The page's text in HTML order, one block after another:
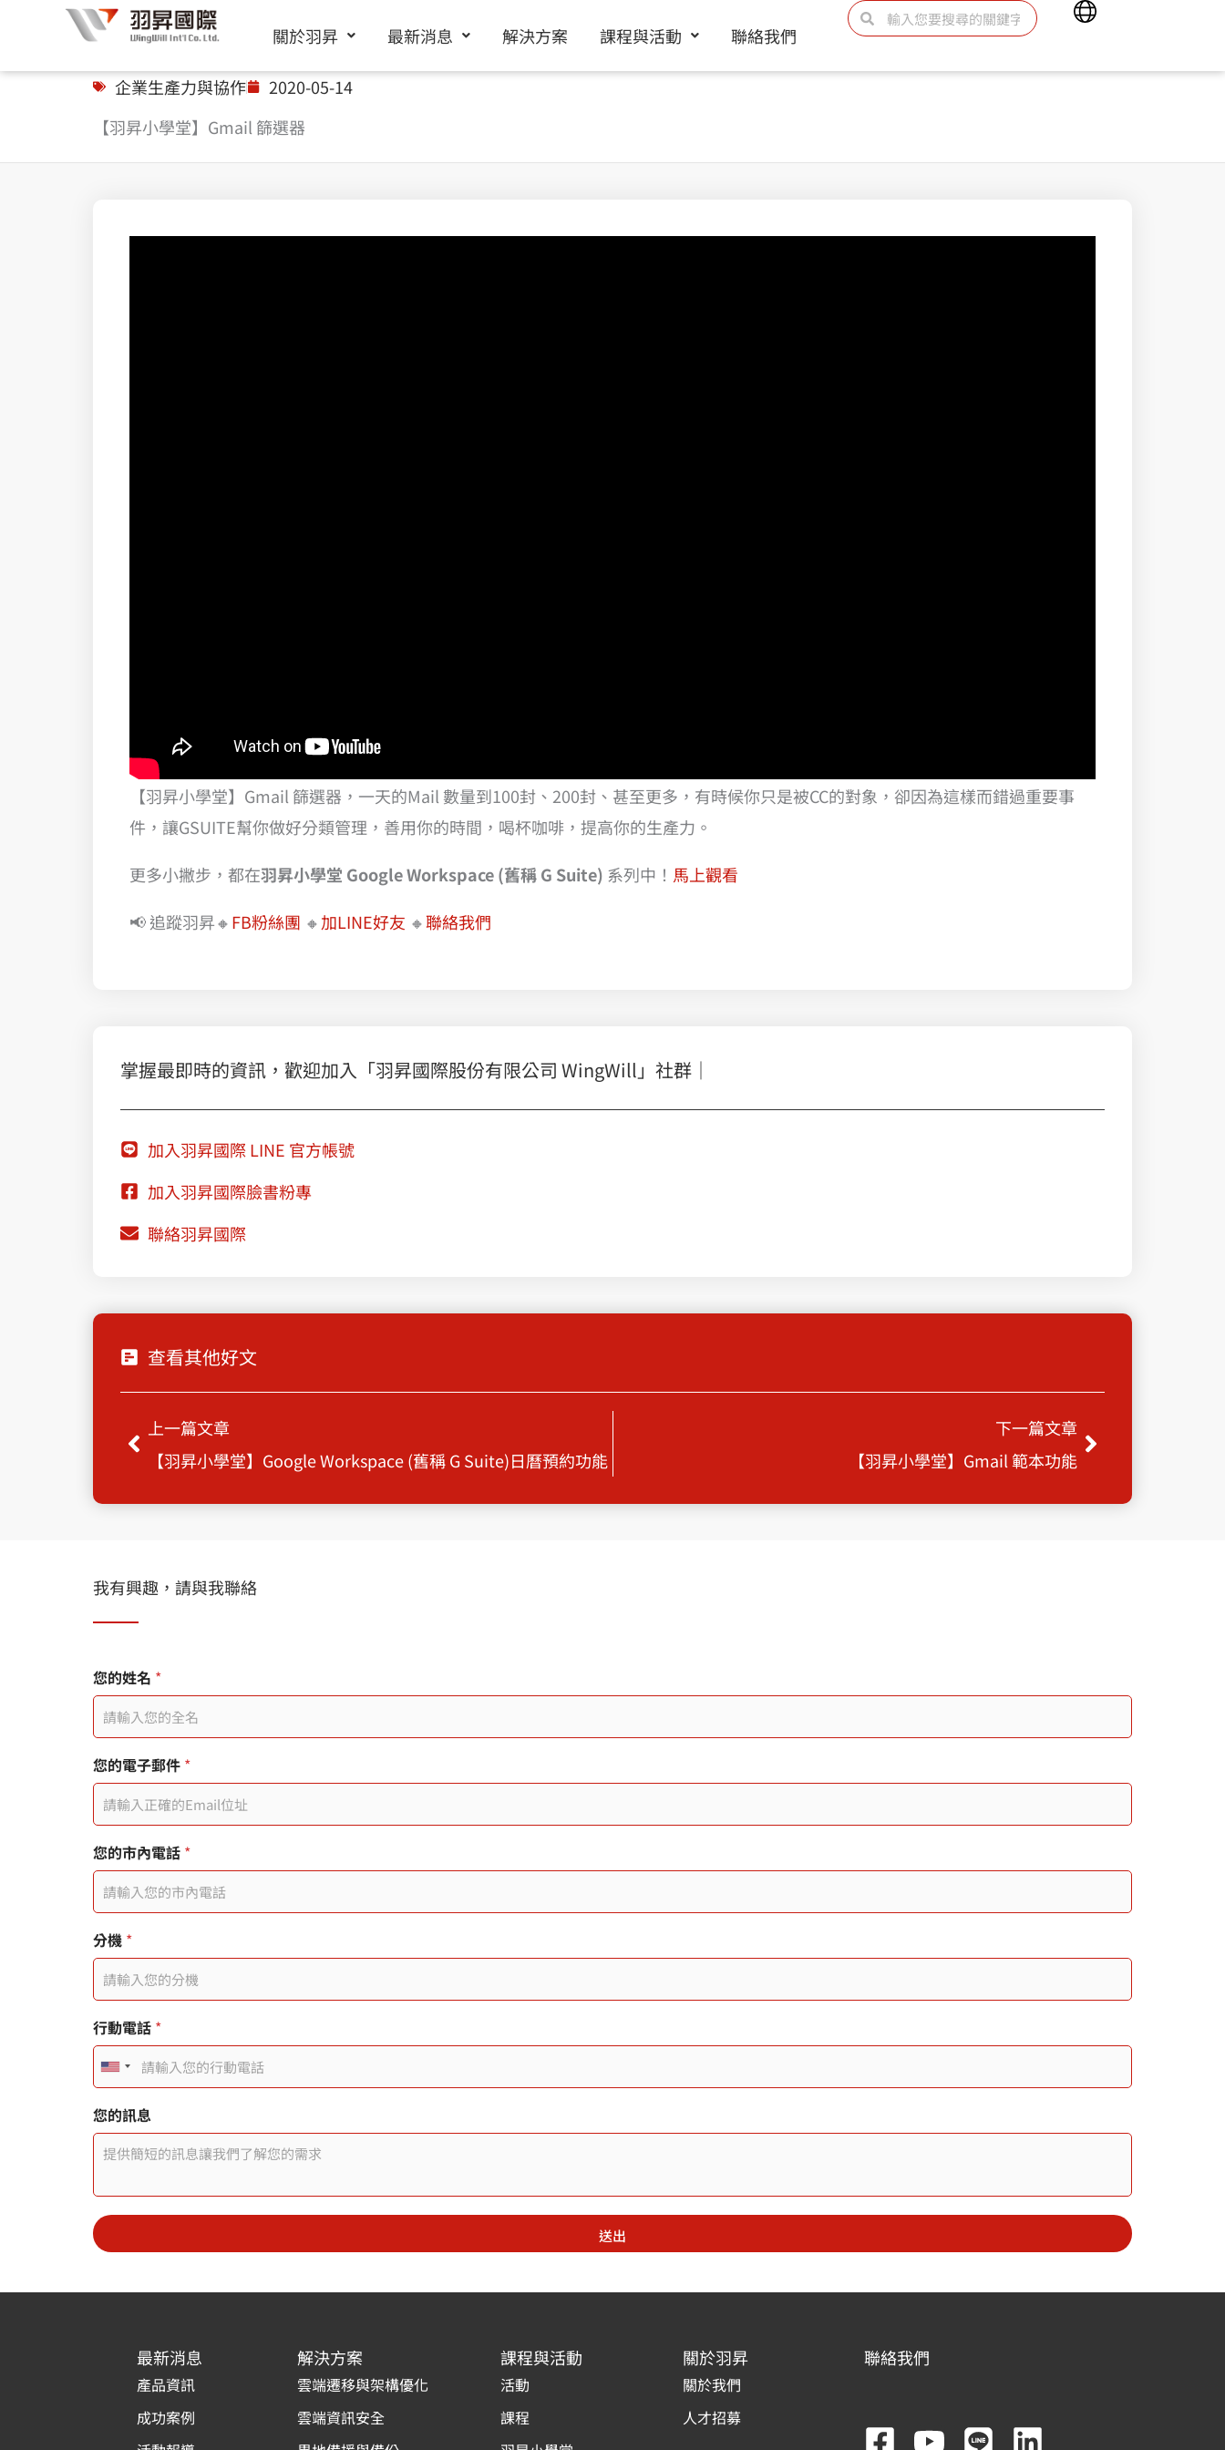
主
關於羽昇 最新消息 解決方案 課程與活動 聯絡我們
搜
Main
企業生產力與協作
2020-05-14
【羽昇小學堂】Gmail 篩選器
【羽昇小學堂】Gmail 篩選器，一天的Mail 數量到100封、200封、甚至更多，有時候你只是被CC的對象，卻因為這樣而錯過重要事
件，讓GSUITE幫你做好分類管理，善用你的時間，喝杯咖啡，提高你的生產力。
更多小撇步，都在羽昇小學堂 Google Workspace (舊稱 G Suite) 系列中！ 馬上觀看
📢 追蹤羽昇🔸FB粉絲團 🔸加LINE好友 🔸聯絡我們
掌握最即時的資訊，歡迎加入「羽昇國際股份有限公司 WingWill」社群｜
加入羽昇國際 LINE 官方帳號
加入羽昇國際臉書粉專
聯絡羽昇國際
查看其他好文
上一頁
上一篇文章
【羽昇小學堂】Google Workspace (舊稱 G Suite)日曆預約功能
下一篇文章
【羽昇小學堂】Gmail 範本功能
下一篇
我有興趣，請與我聯絡
*
頁
面
連
您的姓名 *
您的電子郵件 *
您的市內電話 *
頁
面
連
結
期
戳
記
您
的
訊
息
分機 *
行動電話 *
U
n
i
e
您的訊息
送出
最新消息
產品資訊
成功案例
解決方案
雲端遷移與架構優化
雲端資訊安全
課程與活動
活動
課程
關於羽昇
關於我們
人才招募
聯絡我們
F Y L L